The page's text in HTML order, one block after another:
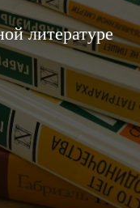
литературе